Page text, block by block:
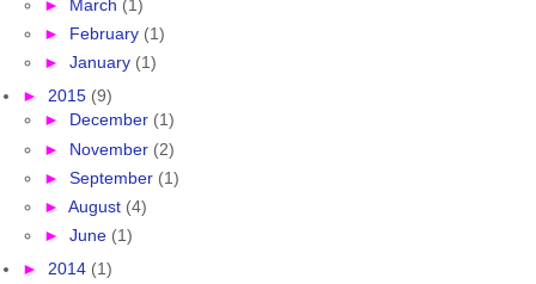
► March (1)
► February (1)
► January (1)
► 2015 (9)
► December (1)
► November (2)
► September (1)
► August (4)
► June (1)
► 2014 (1)